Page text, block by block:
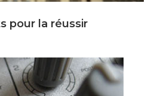
pour la réussir